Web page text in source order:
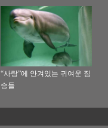
“사랑”에 안겨있는 귀여운 짐
승들